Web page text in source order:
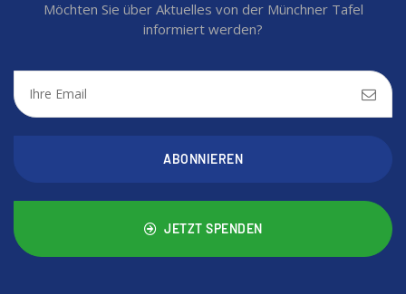
Möchten Sie über Aktuelles von der Münchner Tafel
informiert werden?
ABONNIEREN
JETZT SPENDEN